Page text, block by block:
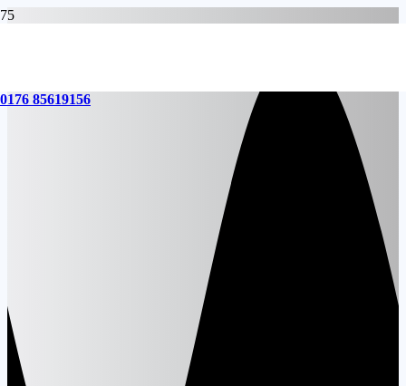
0176 85619156